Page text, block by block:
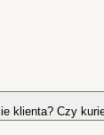
klienta? Czy